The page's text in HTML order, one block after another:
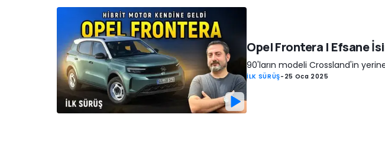
Opel Frontera | Efsane
90'ların modeli Crossland'in
İLK SÜRÜŞ- 25 Oca 2025